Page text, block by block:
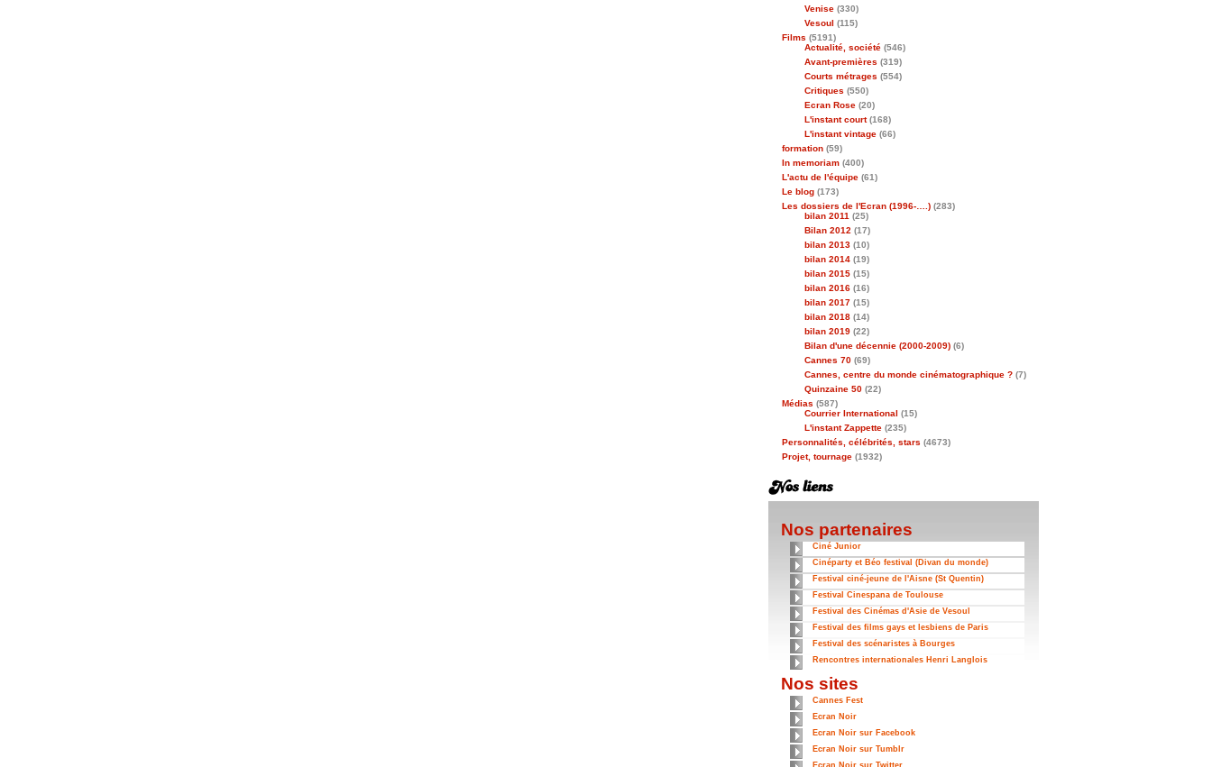
Venise (330)
Vesoul (115)
Films (5191)
Actualité, société (546)
Avant-premières (319)
Courts métrages (554)
Critiques (550)
Ecran Rose (20)
L'instant court(168)
L'instant vintage (66)
formation (59)
In memoriam (400)
L'actu de l'équipe (61)
Le blog (173)
Les dossiers de l'Ecran (1996-….) (283)
bilan 2011 (25)
Bilan 2012 (17)
bilan 2013 (10)
bilan 2014 (19)
bilan 2015 (15)
bilan 2016 (16)
bilan 2017 (15)
bilan 2018 (14)
bilan 2019 (22)
Bilan d'une décennie (2000-2009) (6)
Cannes 70 (69)
Cannes, centre du monde cinématographique ? (7)
Quinzaine 50 (22)
Médias (587)
Courrier International (15)
L'instant Zappette (235)
Personnalités, célébrités, stars (4673)
Projet, tournage (1932)
Nos partenaires
Ciné Junior
Cinéparty et Béo festival (Divan du monde)
Festival ciné-jeune de l'Aisne (St Quentin)
Festival Cinespana de Toulouse
Festival des Cinémas d'Asie de Vesoul
Festival des films gays et lesbiens de Paris
Festival des scénaristes à Bourges
Rencontres internationales Henri Langlois
Nos sites
Cannes Fest
Ecran Noir
Ecran Noir sur Facebook
Ecran Noir sur Tumblr
Ecran Noir sur Twitter